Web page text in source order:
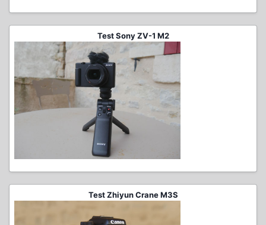
Test Sony ZV-1 M2
Test Zhiyun Crane M3S